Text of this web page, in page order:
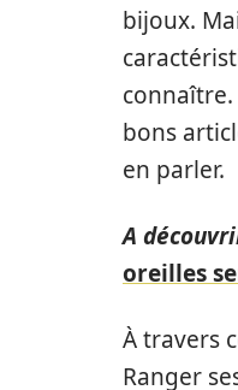
bijoux.
connaître.
bons
en parler.
A
oreilles
À travers
Ranger